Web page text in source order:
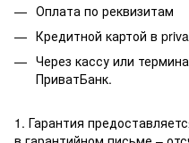
Оплата по реквизитам
Кредитной картой в
Через кассу или
ПриватБанк.
1. Гарантия